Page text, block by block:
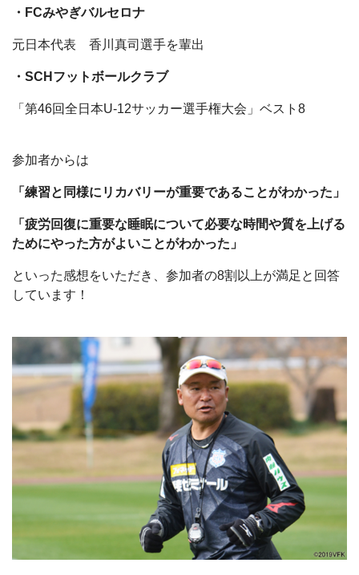
・FCみやぎバルセロナ
元日本代表 香川真司選手を輩出
・SCHフットボールクラブ
「第46回全日本U-12サッカー選手権大会」ベスト8
参加者からは
「練習と同様にリカバリーが重要であることがわかった」
「疲労回復に重要な睡眠について必要な時間や質を上げる
ためにやった方がよいことがわかった」
といった感想をいただき、参加者の8割以上が満足と回答
しています！